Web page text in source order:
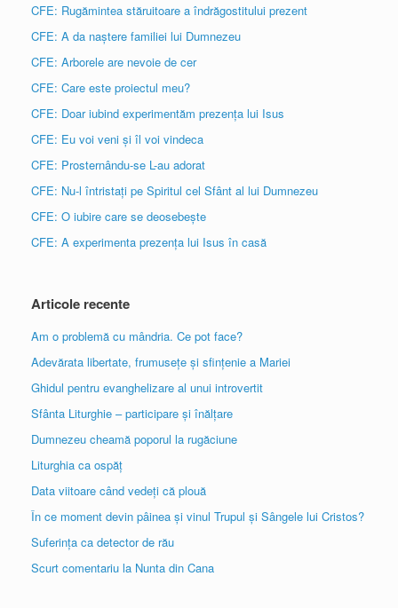
CFE: Rugămintea stăruitoare a îndrăgostitului prezent
CFE: A da naștere familiei lui Dumnezeu
CFE: Arborele are nevoie de cer
CFE: Care este proiectul meu?
CFE: Doar iubind experimentăm prezența lui Isus
CFE: Eu voi veni și îl voi vindeca
CFE: Prosternându-se L-au adorat
CFE: Nu-l întristați pe Spiritul cel Sfânt al lui Dumnezeu
CFE: O iubire care se deosebește
CFE: A experimenta prezența lui Isus în casă
Articole recente
Am o problemă cu mândria. Ce pot face?
Adevărata libertate, frumusețe și sfințenie a Mariei
Ghidul pentru evanghelizare al unui introvertit
Sfânta Liturghie – participare și înălțare
Dumnezeu cheamă poporul la rugăciune
Liturghia ca ospăț
Data viitoare când vedeți că plouă
În ce moment devin pâinea și vinul Trupul și Sângele lui Cristos?
Suferința ca detector de rău
Scurt comentariu la Nunta din Cana